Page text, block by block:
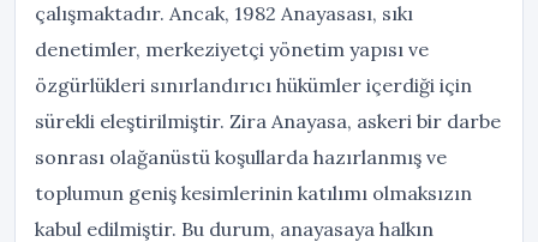
çalışmaktadır. Ancak, 1982 Anayasası, sıkı
denetimler, merkeziyetçi yönetim yapısı ve
özgürlükleri sınırlandırıcı hükümler içerdiği için
sürekli eleştirilmiştir. Zira Anayasa, askeri bir darbe
sonrası olağanüstü koşullarda hazırlanmış ve
toplumun geniş kesimlerinin katılımı olmaksızın
kabul edilmiştir. Bu durum, anayasaya halkın